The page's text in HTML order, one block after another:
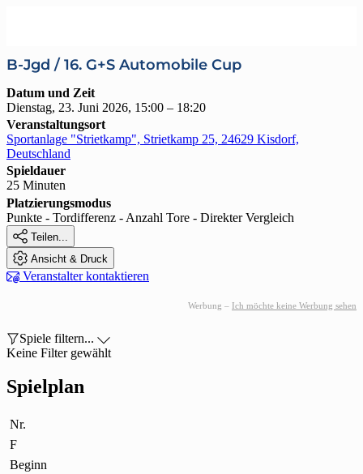
B-Jgd / 16. G+S Automobile Cup
Datum und Zeit
Dienstag, 23. Juni 2026, 15:00 – 18:20
Veranstaltungsort
Sportanlage "Strietkamp", Strietkamp 25, 24629 Kisdorf,
Deutschland
Spieldauer
25 Minuten
Platzierungsmodus
Punkte - Tordifferenz - Anzahl Tore - Direkter Vergleich
 Teilen...
 Ansicht & Druck
 Veranstalter kontaktieren
Werbung – Ich möchte keine Werbung sehen
Spiele filtern... 
Keine Filter gewählt
Spielplan
Nr.
F
Beginn